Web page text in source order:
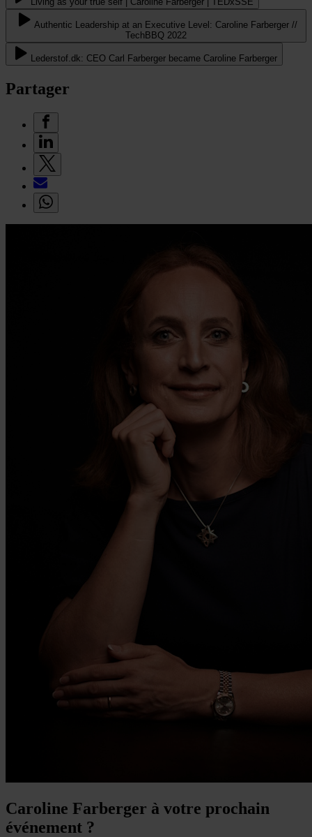
Authentic Leadership at an Executive Level: Caroline Farberger //
TechBBQ 2022
Lederstof.dk: CEO Carl Farberger became Caroline Farberger
Partager
Caroline Farberger à votre prochain
événement ?